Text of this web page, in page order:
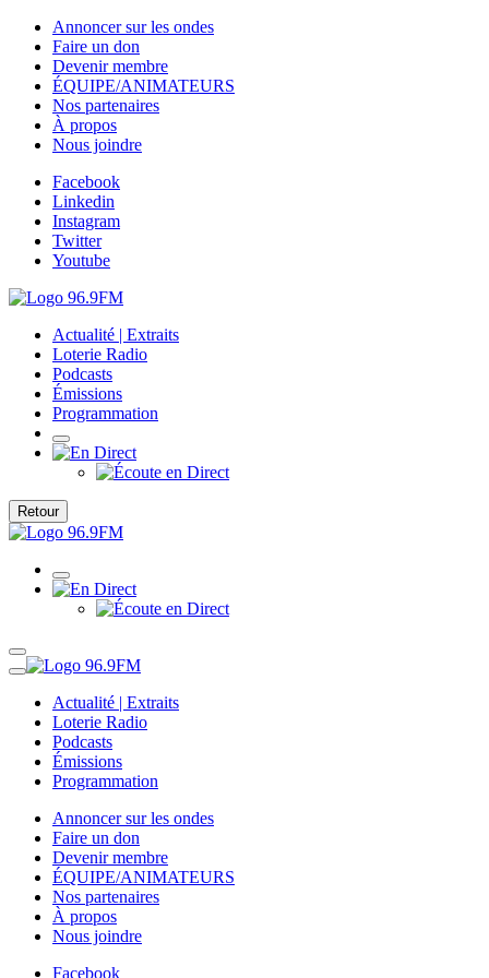
Annoncer sur les ondes
Faire un don
Devenir membre
ÉQUIPE/ANIMATEURS
Nos partenaires
À propos
Nous joindre
Facebook
Linkedin
Instagram
Twitter
Youtube
Actualité | Extraits
Loterie Radio
Podcasts
Émissions
Programmation
Retour
Actualité | Extraits
Loterie Radio
Podcasts
Émissions
Programmation
Annoncer sur les ondes
Faire un don
Devenir membre
ÉQUIPE/ANIMATEURS
Nos partenaires
À propos
Nous joindre
Facebook